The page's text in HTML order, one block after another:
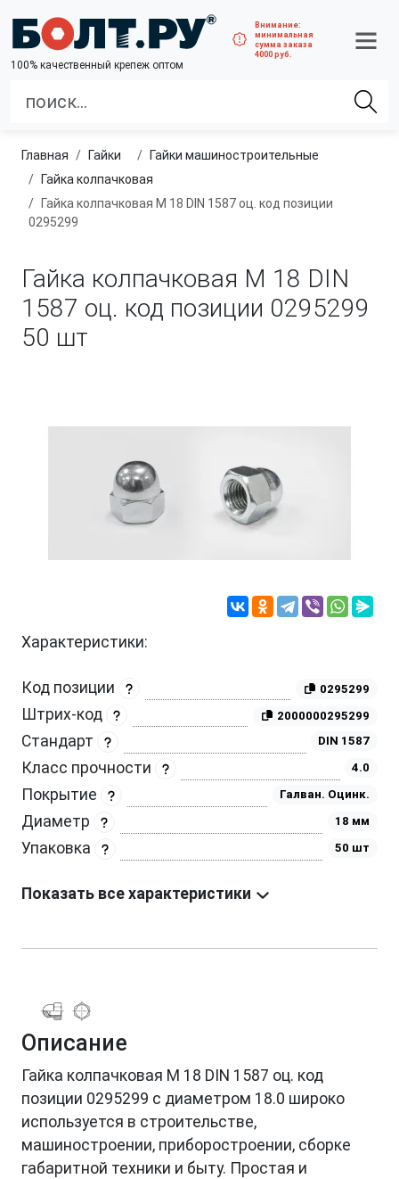
100% качественный крепеж оптом
Внимание:
минимальная
сумма заказа
4000 руб.
Главная гайки
гайки машиностроительные
Гайка колпачковая
Гайка колпачковая М 18 DIN 1587 оц. код позиции
0295299
Гайка колпачковая М 18 DIN
1587 оц. код позиции 0295299
50 шт
Характеристики:
Код позиции 0295299
Штрих-код 2000000295299
Стандарт DIN 1587
Класс прочности 4.0
Покрытие Галван. Оцинк.
Диаметр 18 мм
Упаковка 50 шт
Показать все характеристики
Описание
Гайка колпачковая М 18 DIN 1587 оц. код
позиции 0295299 с диаметром 18.0 широко
используется в строительстве,
машиностроении, приборостроении, сборке
габаритной техники и быту. Простая и